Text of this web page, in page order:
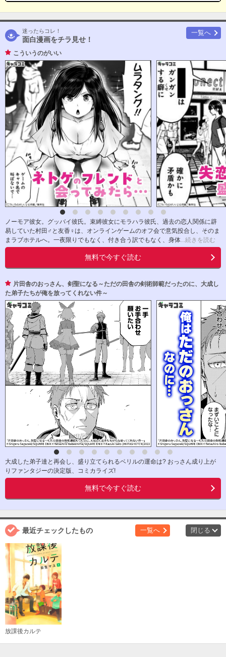
迷ったらコレ！
面白漫画をチラ見せ！
一覧へ
こういうのがいい
ノーモア彼女。グッバイ彼氏。束縛彼女にモラハラ彼氏、過去の恋人関係に辟
易していた村田♂と友香♀は、オンラインゲームのオフ会で意気投合し、そのま
まラブホテルへ。一夜限りでもなく、付き合う訳でもなく、身体...続きを読む
無料で今すぐ読む
片田舎のおっさん、剣聖になる～ただの田舎の剣術師範だったのに、大成し
た弟子たちが俺を放ってくれない件～
大成した弟子達と再会し、盛り立てられるベリルの運命は? おっさん成り上が
りファンタジーの決定版、コミカライズ!
無料で今すぐ読む
最近チェックしたもの 一覧へ 閉じる
放課後カルテ